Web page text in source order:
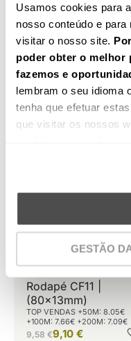
Usamos cookies para
nosso conteúdo e
visitar o nosso site.
poder obter o melhor
fazemos e
lembram o seu idioma
tenha que efetuar
que visitar os nossos
ofereçamos um
no(s) nosso(s)
aprendemos sobre o
website(s) para
website(s) de terceiros
nossos produtos e
GESTÃO
Rodapé UP213N |
VALOR POR METRO: 5.14€
Rodapé CF11 |
(80x13mm)
TOP VENDAS +50M: 8.05€
+100M: 7.66€ +200M: 7.09€
9,58 €9,10 €